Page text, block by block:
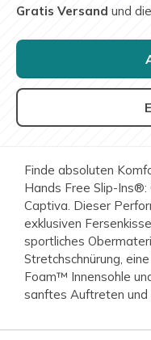
Gratis Versand und
Finde absoluten
Hands Free Slip-
Captiva. Dieser
exklusiven
sportliches
Stretchschnürung,
Foam™ Innensohle
sanftes Auftreten und